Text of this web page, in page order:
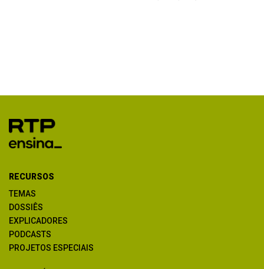
RECURSOS
TEMAS
DOSSIÊS
EXPLICADORES
PODCASTS
PROJETOS ESPECIAIS